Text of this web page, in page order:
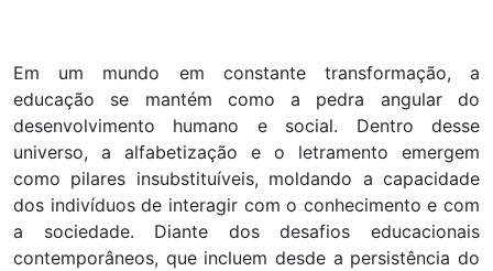
Em um mundo em constante transformação, a
educação se mantém como a pedra angular do
desenvolvimento humano e social. Dentro desse
universo, a alfabetização e o letramento emergem
como pilares insubstituíveis, moldando a capacidade
dos indivíduos de interagir com o conhecimento e com
a sociedade. Diante dos desafios educacionais
contemporâneos, que incluem desde a persistência do